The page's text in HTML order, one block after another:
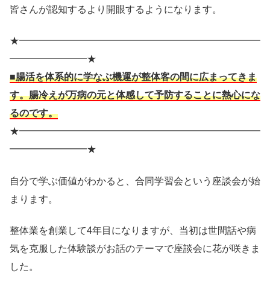
皆さんが認知するより開眼するようになります。
★━━━━━━━━━━━━━━━━━━━━━━━━━
━━━━━━━━★
■腸活を体系的に学なぶ機運が整体客の間に広まってきま
す。腸冷えが万病の元と体感して予防することに熱心にな
るのです。
★━━━━━━━━━━━━━━━━━━━━━━━━━
━━━━━━━━★
自分で学ぶ価値がわかると、合同学習会という座談会が始
まります。
整体業を創業して4年目になりますが、当初は世間話や病
気を克服した体験談がお話のテーマで座談会に花が咲きま
した。